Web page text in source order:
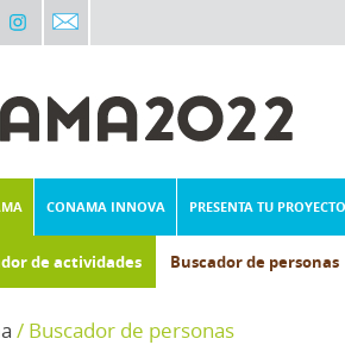
CONAMA INNOVA PRESENTA TU PROYECTO
de actividades Buscador de personas
/ Buscador de personas